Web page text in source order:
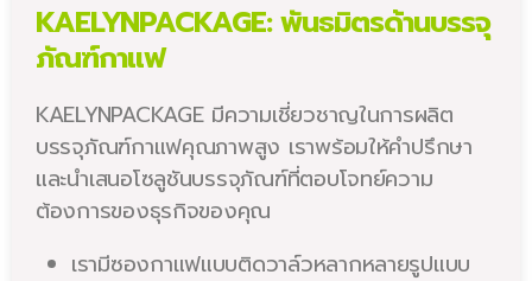
KAELYNPACKAGE: พันธมิตรด้านบรรจุ
ภัณฑ์กาแฟ
KAELYNPACKAGE มีความเชี่ยวชาญในการผลิต
บรรจุภัณฑ์กาแฟคุณภาพสูง เราพร้อมให้คำปรึกษา
และนำเสนอโซลูชันบรรจุภัณฑ์ที่ตอบโจทย์ความ
ต้องการของธุรกิจของคุณ
เรามีซองกาแฟแบบติดวาล์วหลากหลายรูปแบบ